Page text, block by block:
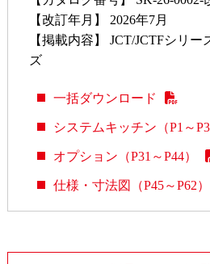
【改訂年月】 2026年7月
【掲載内容】 JCT/JCTFシリ
ズ
一括ダウンロード
システムキッチン（P1～
オプション（P31～P44）
仕様・寸法図（P45～P62）